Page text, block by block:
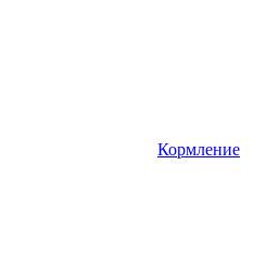
Кормление